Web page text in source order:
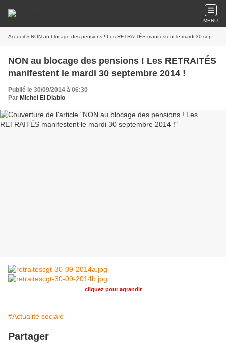
MENU
Accueil » NON au blocage des pensions ! Les RETRAITÉS manifestent le mardi 30 septembre 2014 !
NON au blocage des pensions ! Les RETRAITÉS
manifestent le mardi 30 septembre 2014 !
Publié le 30/09/2014 à 06:30
Par Michel El Diablo
cliquez pour agrandir
#Actualité sociale
Partager